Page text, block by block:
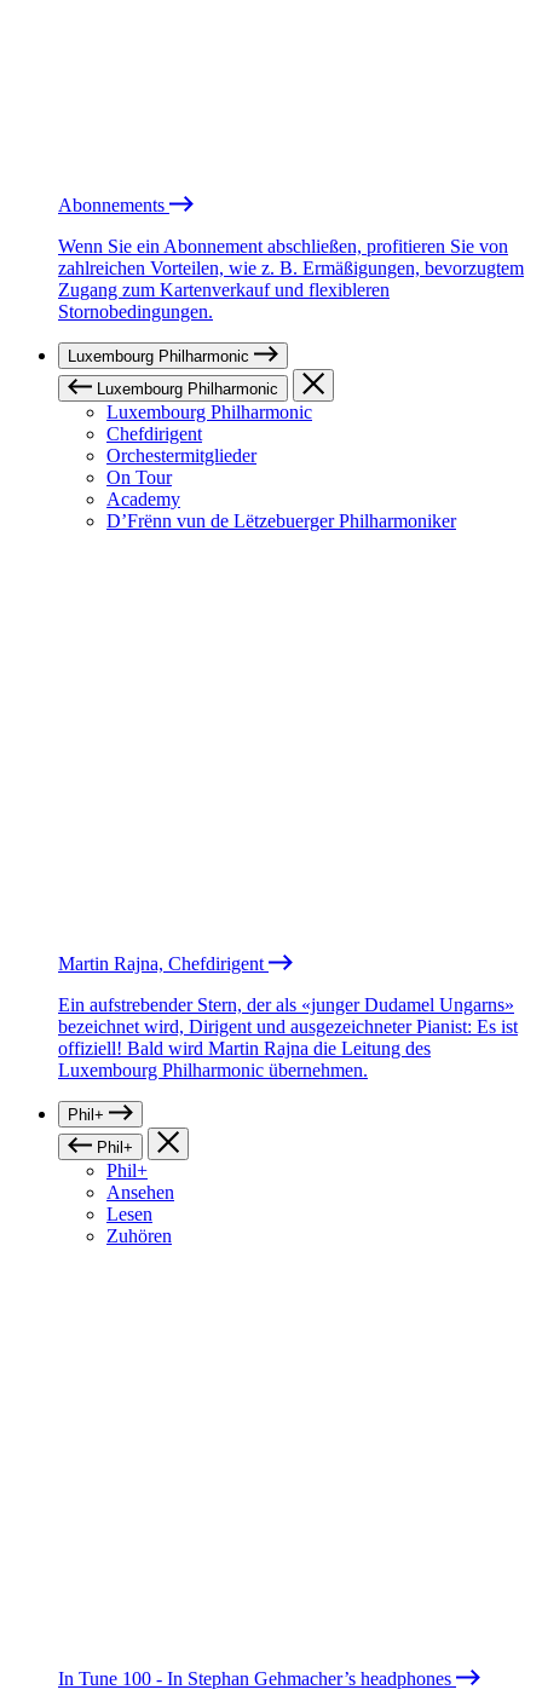
Abonnements
Wenn Sie ein Abonnement abschließen, profitieren Sie von
zahlreichen Vorteilen, wie z. B. Ermäßigungen, bevorzugtem
Zugang zum Kartenverkauf und flexibleren
Stornobedingungen.
Luxembourg Philharmonic
Luxembourg Philharmonic
Luxembourg Philharmonic
Chefdirigent
Orchestermitglieder
On Tour
Academy
D’Frënn vun de Lëtzebuerger Philharmoniker
Martin Rajna, Chefdirigent
Ein aufstrebender Stern, der als «junger Dudamel Ungarns»
bezeichnet wird, Dirigent und ausgezeichneter Pianist: Es ist
offiziell! Bald wird Martin Rajna die Leitung des
Luxembourg Philharmonic übernehmen.
Phil+
Phil+
Phil+
Ansehen
Lesen
Zuhören
In Tune 100 - In Stephan Gehmacher’s headphones